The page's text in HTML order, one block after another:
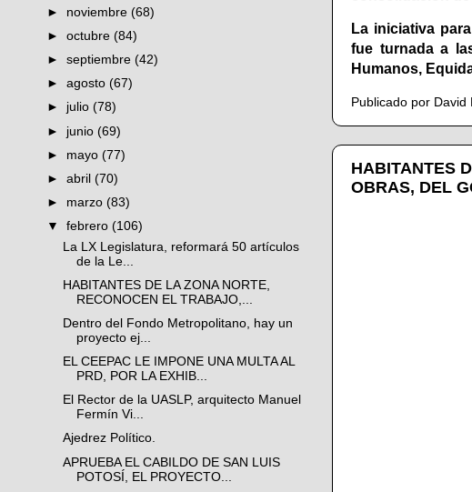
La iniciativa
fue turnada a
Humanos,
Publicado por David
HABITANTES
OBRAS, DEL
► noviembre(68)
►octubre(84)
►septiembre(42)
►agosto(67)
► julio(78)
► junio(69)
► mayo(77)
►abril(70)
► marzo(83)
▼febrero(106)
La LX Legislatura, reformará 50 artículos
de la Le...
HABITANTES DE LA ZONA NORTE,
RECONOCEN EL TRABAJO,...
Dentro del Fondo Metropolitano, hay un
proyecto ej...
EL CEEPAC LE IMPONE UNA MULTA AL
PRD, POR LA EXHIB...
El Rector de la UASLP, arquitecto Manuel
Fermín Vi...
Ajedrez Político.
APRUEBA EL CABILDO DE SAN LUIS
POTOSÍ, EL PROYECTO...